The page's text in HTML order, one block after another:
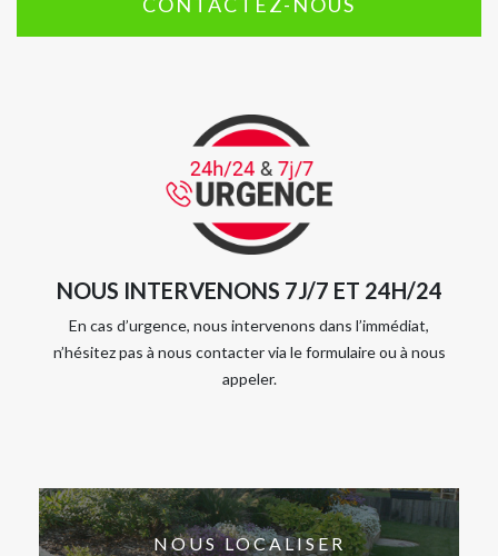
NOUS INTERVENONS 7J/7 ET 24H/24
En cas d’urgence, nous intervenons dans l’immédiat,
n’hésitez pas à nous contacter via le formulaire ou à nous
appeler.
NOUS LOCALISER